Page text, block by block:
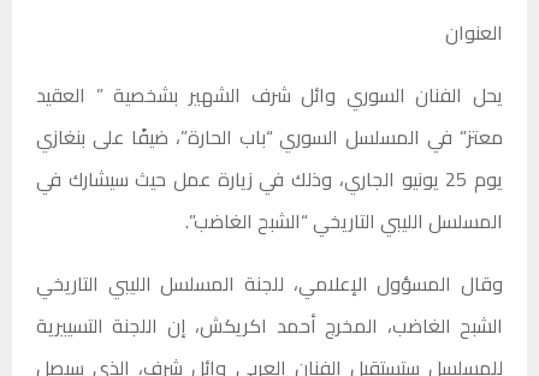
العنوان
يحل الفنان السوري وائل شرف الشهير بشخصية ” العقيد
معتز” في المسلسل السوري “باب الحارة”، ضيفًا على بنغازي
يوم 25 يونيو الجاري، وذلك في زيارة عمل حيث سيشارك في
المسلسل الليبي التاريخي “الشبح الغاضب”.
وقال المسؤول الإعلامي، للجنة المسلسل الليبي التاريخي
الشبح الغاضب، المخرج أحمد اكريكش، إن اللجنة التسييرية
للمسلسل ستستقبل الفنان العربي وائل شرف، الذي سيصل